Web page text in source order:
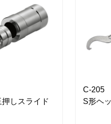
しスライド
C-205
S形ヘ